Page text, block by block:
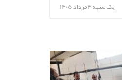
یک شنبه 4 مرداد 1405